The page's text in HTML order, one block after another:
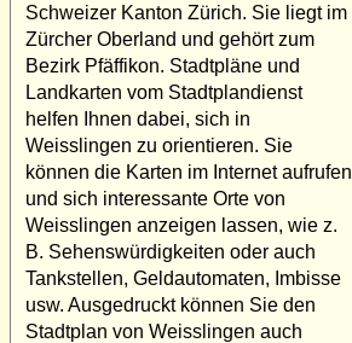
Schweizer Kanton Zürich. Sie liegt im
Zürcher Oberland und gehört zum
Bezirk Pfäffikon. Stadtpläne und
Landkarten vom Stadtplandienst
helfen Ihnen dabei, sich in
Weisslingen zu orientieren. Sie
können die Karten im Internet aufrufen
und sich interessante Orte von
Weisslingen anzeigen lassen, wie z.
B. Sehenswürdigkeiten oder auch
Tankstellen, Geldautomaten, Imbisse
usw. Ausgedruckt können Sie den
Stadtplan von Weisslingen auch